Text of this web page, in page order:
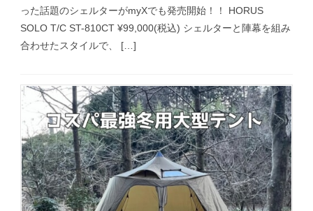
った話題のシェルターがmyXでも発売開始！！ HORUS
SOLO T/C ST-810CT ¥99,000(税込) シェルターと陣幕を組み
合わせたスタイルで、 […]